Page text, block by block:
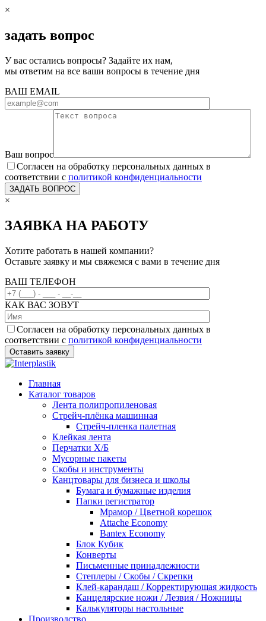
×
задать вопрос
У вас остались вопросы? Задайте их нам,
мы ответим на все ваши вопросы в течение дня
ВАШ EMAIL
Ваш вопрос
Согласен на обработку персональных данных в
соответствии с политикой конфиденциальности
×
ЗАЯВКА НА РАБОТУ
Хотите работать в нашей компании?
Оставьте заявку и мы свяжемся с вами в течение дня
ВАШ ТЕЛЕФОН
КАК ВАС ЗОВУТ
Согласен на обработку персональных данных в
соответствии с политикой конфиденциальности
Главная
Каталог товаров
Лента полипропиленовая
Стрейч-плёнка машинная
Стрейч-пленка палетная
Клейкая лента
Перчатки Х/Б
Мусорные пакеты
Скобы и инструменты
Канцтовары для бизнеса и школы
Бумага и бумажные изделия
Папки регистратор
Мрамор / Цветной корешок
Attache Economy
Bantex Economy
Блок Кубик
Конверты
Письменные принадлежности
Степлеры / Скобы / Скрепки
Клей-карандаш / Корректирующая жидкость
Канцелярские ножи / Лезвия / Ножницы
Калькуляторы настольные
Производство